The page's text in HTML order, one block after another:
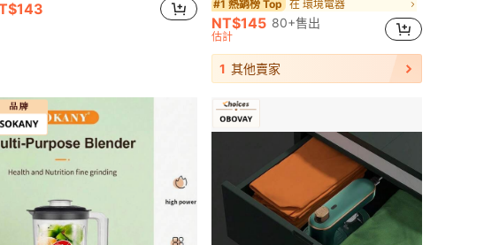
#1 熱銷榜 Top 在 環境電器
NT$145 80+售出
估計
1 其他賣家